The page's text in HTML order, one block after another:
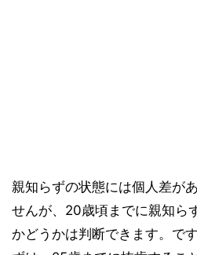
親知らずの状態には個人差が
せんが、20歳頃までに親知ら
かどうかは判断できます。で